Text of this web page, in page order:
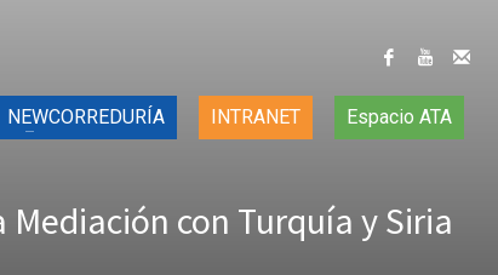
NEWCORREDURÍA INTRANET Espacio ATA
con Turquía y Siria